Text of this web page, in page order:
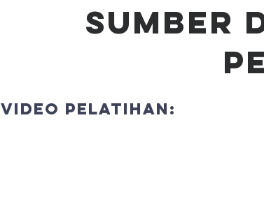
Sumber
Video Pelatihan: